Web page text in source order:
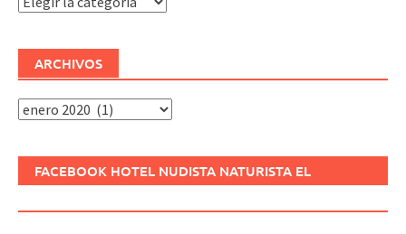
ARCHIVOS
Archivos
FACEBOOK HOTEL NUDISTA NATURISTA EL